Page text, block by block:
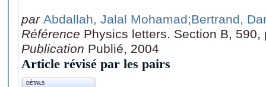
par Abdallah, Jalal Mohamad;Bertrand,
Référence Physics letters. Section B, 590,
Publication Publié, 2004
Article révisé par les pairs
DÉTAILS